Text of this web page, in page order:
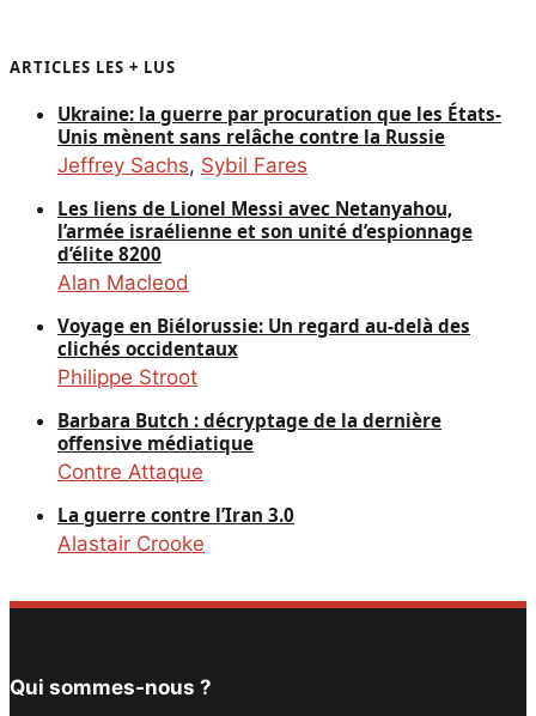
ARTICLES LES + LUS
Ukraine: la guerre par procuration que les États-
Unis mènent sans relâche contre la Russie
Jeffrey Sachs, Sybil Fares
Les liens de Lionel Messi avec Netanyahou,
l’armée israélienne et son unité d’espionnage
d’élite 8200
Alan Macleod
Voyage en Biélorussie: Un regard au-delà des
clichés occidentaux
Philippe Stroot
Barbara Butch : décryptage de la dernière
offensive médiatique
Contre Attaque
La guerre contre l’Iran 3.0
Alastair Crooke
Qui sommes-nous ?